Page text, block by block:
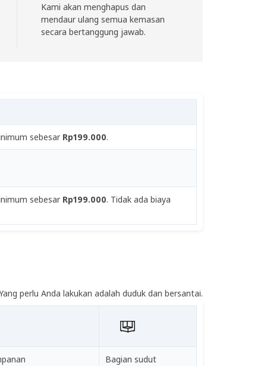
Kami akan menghapus dan
mendaur ulang semua kemasan
secara bertanggung jawab.
sebesar Rp199.000.
sebesar Rp199.000. Tidak ada biaya
perlu Anda lakukan adalah duduk dan bersantai.
Bagian sudut